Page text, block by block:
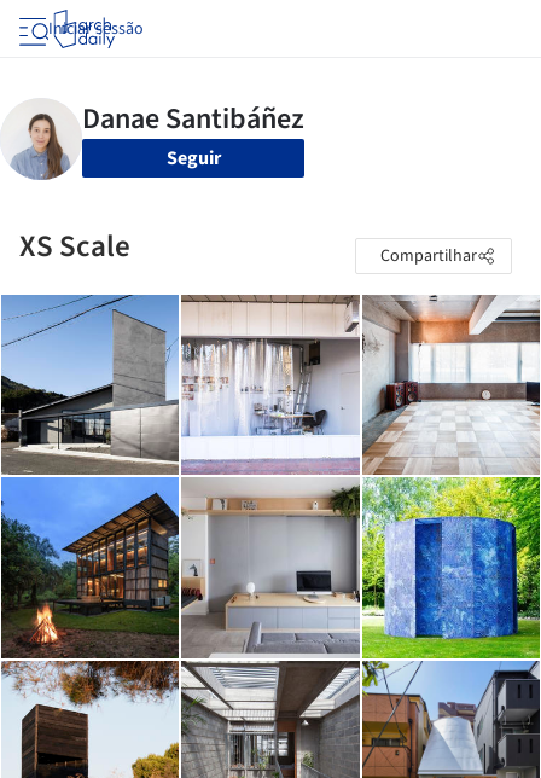
Iniciar sessão
Seguir
XS Scale Compartilhar